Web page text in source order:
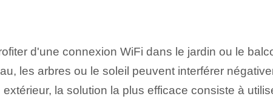
d'une connexion WiFi dans le jardin ou le
les arbres ou le soleil peuvent interférer
la solution la plus efficace consiste à